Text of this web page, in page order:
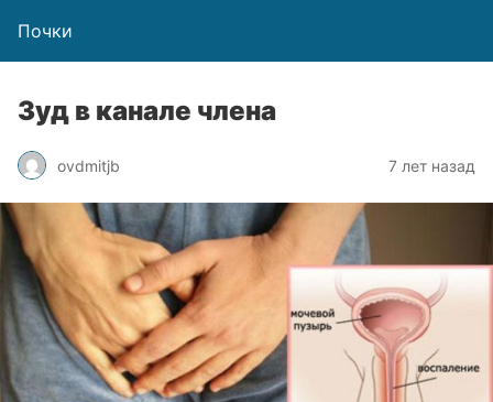
Почки
Зуд в канале члена
ovdmitjb 7 лет назад